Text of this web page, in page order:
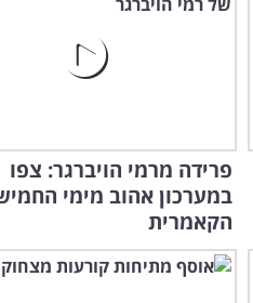
פרידה מרמי הויברגר: צפו
במערכון אהוב מימי
הקאמרית